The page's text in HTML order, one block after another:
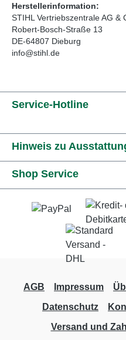
Herstellerinformation:
STIHL Vertriebszentrale AG &
Robert-Bosch-Straße 13
DE-64807 Dieburg
info@stihl.de
Service-Hotline
Hinweis zu
Shop Service
AGB Impressum
Datenschutz
Versand und